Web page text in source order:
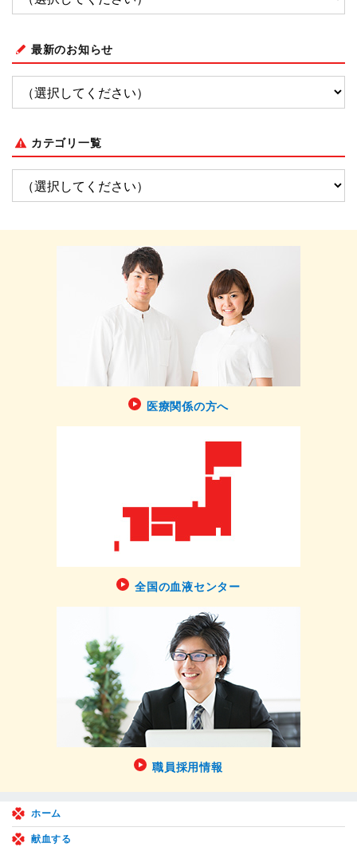
最新のお知らせ
カテゴリ一覧
医療関係の方へ
全国の血液センター
職員採用情報
ホーム
献血する